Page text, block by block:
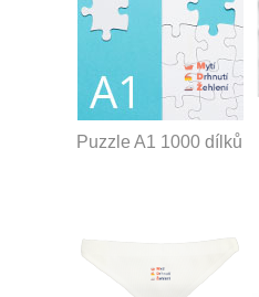
Puzzle A1 1000 dílků